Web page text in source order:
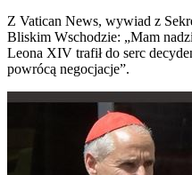
Z Vatican News, wywiad z
Bliskim Wschodzie: „Mam
Leona XIV trafił do serc
powrócą negocjacje”.